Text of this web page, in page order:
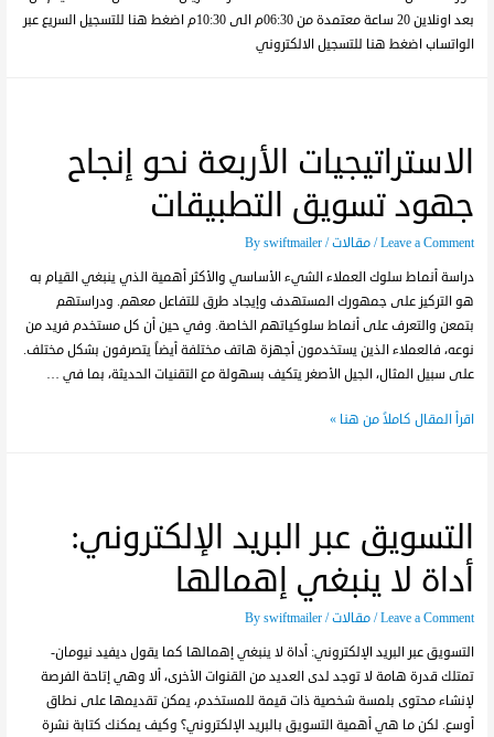
بعد اونلاين 20 ساعة معتمدة من 06:30م الى 10:30م اضغط هنا للتسجيل السريع عبر
الواتساب اضغط هنا للتسجيل الالكتروني
الاستراتيجيات الأربعة نحو إنجاح
جهود تسويق التطبيقات
Leave a Comment
/مقالات/ By
swiftmailer
دراسة أنماط سلوك العملاء الشيء الأساسي والأكثر أهمية الذي ينبغي القيام به
هو التركيز على جمهورك المستهدف وإيجاد طرق للتفاعل معهم. ودراستهم
بتمعن والتعرف على أنماط سلوكياتهم الخاصة. وفي حين أن كل مستخدم فريد من
نوعه، فالعملاء الذين يستخدمون أجهزة هاتف مختلفة أيضاً يتصرفون بشكل مختلف.
على سبيل المثال، الجيل الأصغر يتكيف بسهولة مع التقنيات الحديثة، بما في …
اقرأ المقال كاملاً من هنا »
التسويق عبر البريد الإلكتروني:
أداة لا ينبغي إهمالها
Leave a Comment
/مقالات/ By
swiftmailer
التسويق عبر البريد الإلكتروني: أداة لا ينبغي إهمالها كما يقول ديفيد نيومان-
تمتلك قدرة هامة لا توجد لدى العديد من القنوات الأخرى، ألا وهي إتاحة الفرصة
لإنشاء محتوى بلمسة شخصية ذات قيمة للمستخدم، يمكن تقديمها على نطاق
أوسع. لكن ما هي أهمية التسويق بالبريد الإلكتروني؟ وكيف يمكنك كتابة نشرة